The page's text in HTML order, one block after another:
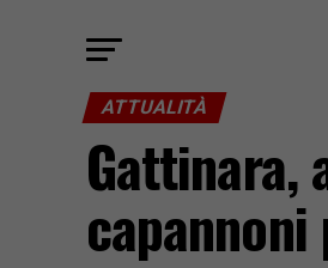
ATTUALITÀ
Gattinara,